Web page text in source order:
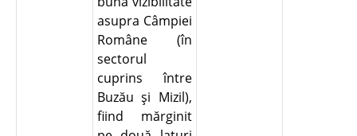
asupra Câmpiei
Române (în
sectorul
cuprins între
Buzău şi Mizil),
fiind mărginit